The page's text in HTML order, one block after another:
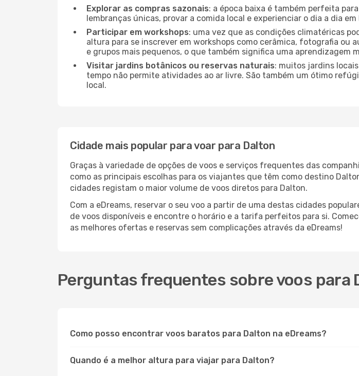
Explorar as compras sazonais: a época baixa é também perfeita
lembranças únicas, provar a comida local e experienciar o dia a dia em
Participar em workshops: uma vez que as condições climatéricas
altura para se inscrever em workshops como cerâmica, fotografia ou
e grupos mais pequenos, o que também significa uma aprendizagem
Visitar jardins botânicos ou reservas naturais: muitos jardins
tempo não permite atividades ao ar livre. São também um ótimo
local.
Cidade mais popular para voar para Dalton
Graças à variedade de opções de voos e serviços frequentes das
como as principais escolhas para os viajantes que têm como destino
cidades registam o maior volume de voos diretos para Dalton.
Com a eDreams, reservar o seu voo a partir de uma destas cidades
de voos disponíveis e encontre o horário e a tarifa perfeitos para si.
as melhores ofertas e reservas sem complicações através da eDreams!
Perguntas frequentes sobre voos para
Como posso encontrar voos baratos para Dalton na eDreams?
Quando é a melhor altura para viajar para Dalton?